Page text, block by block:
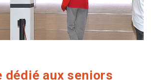
dédié aux seniors